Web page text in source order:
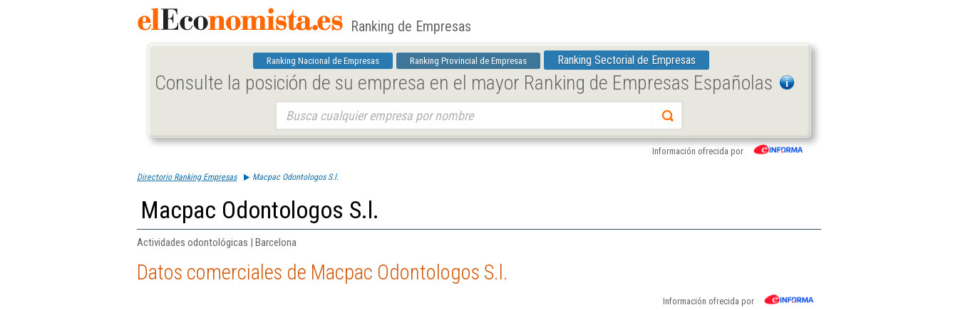
Ranking de Empresas
Ranking Nacional de Empresas Ranking Provincial de Empresas Ranking Sectorial de Empresas
Consulte la posición de su empresa en el mayor Ranking de Empresas Españolas
Información ofrecida por
Directorio Ranking Empresas Macpac Odontologos S.l.
Macpac Odontologos S.l.
Actividades odontológicas | Barcelona
Datos comerciales de Macpac Odontologos S.l.
Información ofrecida por